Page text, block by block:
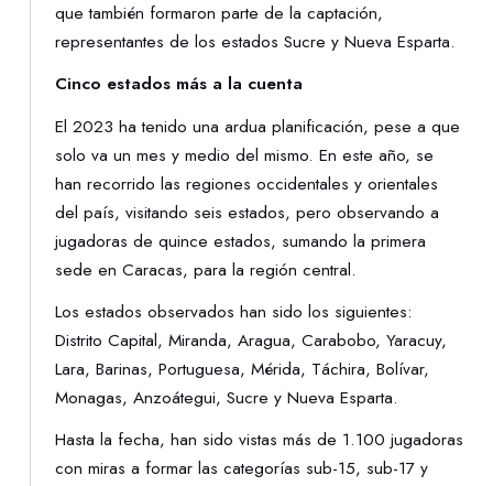
que también formaron parte de la captación,
representantes de los estados Sucre y Nueva Esparta.
Cinco estados más a la cuenta
El 2023 ha tenido una ardua planificación, pese a que
solo va un mes y medio del mismo. En este año, se
han recorrido las regiones occidentales y orientales
del país, visitando seis estados, pero observando a
jugadoras de quince estados, sumando la primera
sede en Caracas, para la región central.
Los estados observados han sido los siguientes:
Distrito Capital, Miranda, Aragua, Carabobo, Yaracuy,
Lara, Barinas, Portuguesa, Mérida, Táchira, Bolívar,
Monagas, Anzoátegui, Sucre y Nueva Esparta.
Hasta la fecha, han sido vistas más de 1.100 jugadoras
con miras a formar las categorías sub-15, sub-17 y